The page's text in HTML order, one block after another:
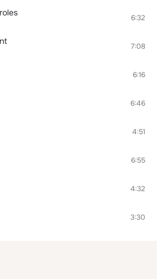
6:32
7:08
6:16
6:46
4:51
6:55
4:32
3:30